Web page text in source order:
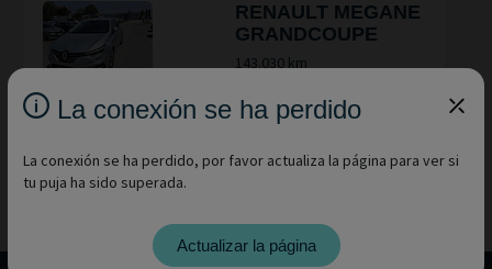
RENAULT MEGANE
GRANDCOUPE
143.030 km
MOSTRAR
La conexión se ha perdido
La conexión se ha perdido, por favor actualiza la página para ver si
tu puja ha sido superada.
Actualizar la página